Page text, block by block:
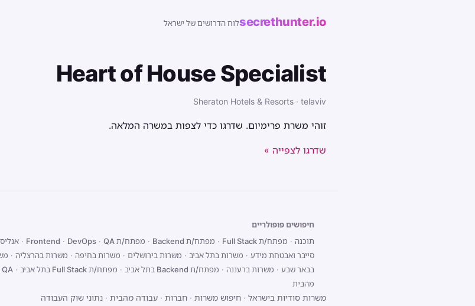
secrethunter.ioלוח הדרושים של ישראל
Heart of House Specialist
Sheraton Hotels & Resorts · telaviv
זוהי משרת פרימיום. שדרגו כדי לצפות במשרה המלאה.
שדרגו לצפייה »
חיפושים פופולריים
תוכנה · מפתח/ת Full Stack · מפתח/ת Backend · מפתח/ת Frontend · DevOps · QA
·
סייבר ואבטחת מידע · משרות בתל אביב · משרות בירושלים · משרות בחיפה · משרות בהרצליה ·
בבאר שבע · משרות ברעננה · מפתח/ת Backend בתל אביב · מפתח/ת Full Stack בתל אביב · QA בתל אביב
מהבית
משרות סודיות בישראל · חיפוש משרות · חברות · עבודה מהבית · נתוני שוק העבודה